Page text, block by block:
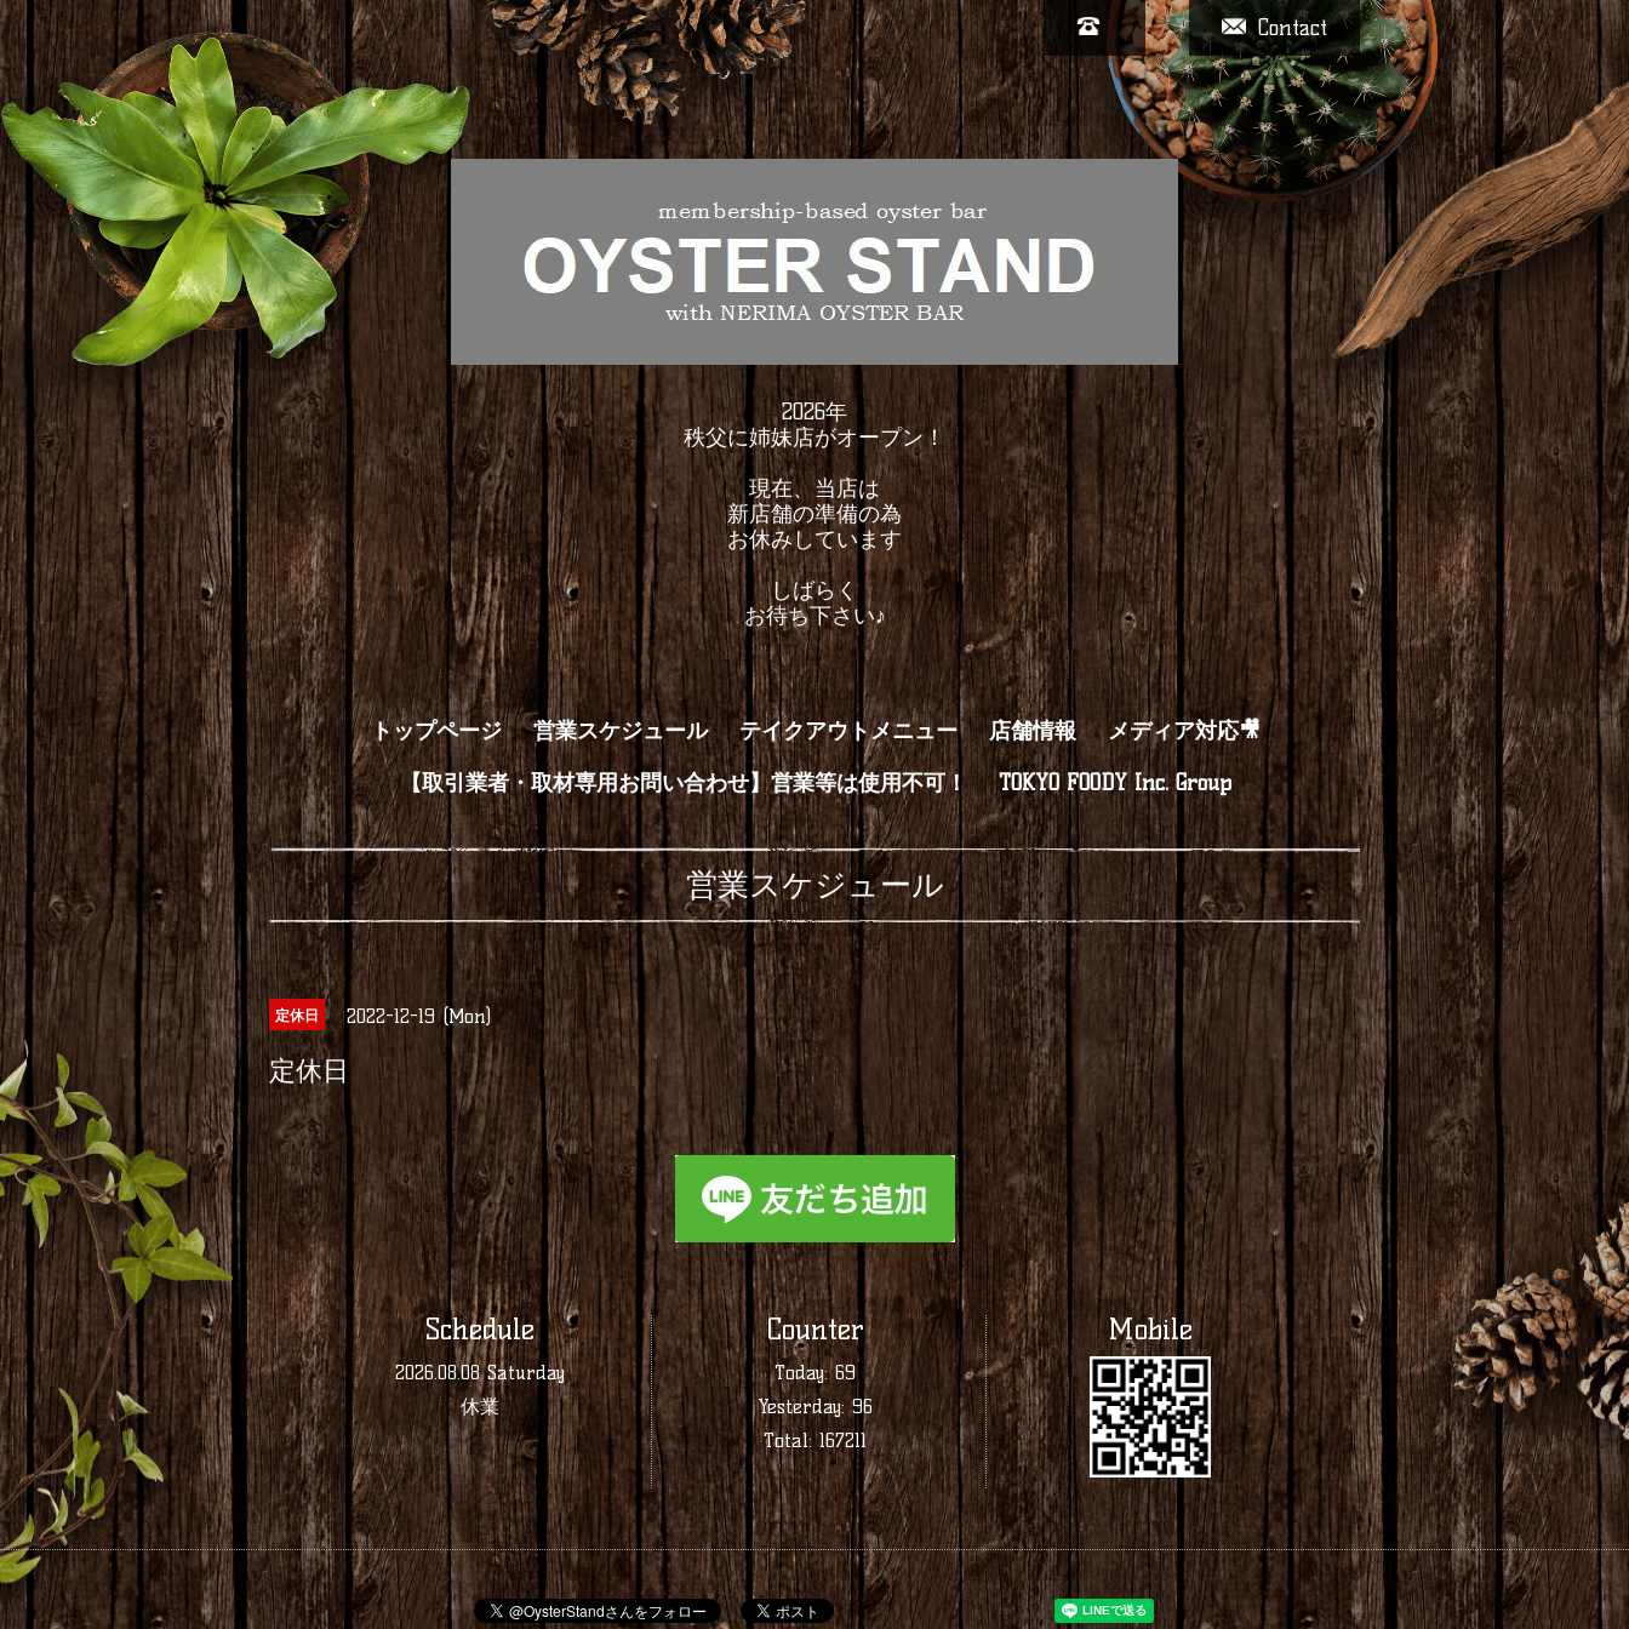
Contact
2026年
秩父に姉妹店がオープン！
現在、当店は
新店舗の準備の為
お休みしています
しばらく
お待ち下さい♪
トップページ 営業スケジュール テイクアウトメニュー 店舗情報
メディア対応🎥
【取引業者・取材専用お問い合わせ】営業等は使用不可！
TOKYO FOODY Inc. Group
営業スケジュール
定休日 2022-12-19 (Mon)
定休日
Schedule
2026.08.08 Saturday
休業
Counter
Today:69
Yesterday:96
Total:167211
Mobile